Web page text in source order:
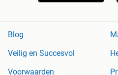
Blog
Veilig en Succesvol
Voorwaarden